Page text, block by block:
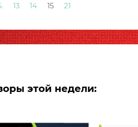
13 14 15 21
этой недели: